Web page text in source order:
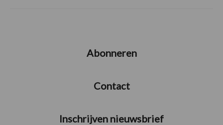
Abonneren
Contact
Inschrijven nieuwsbrief